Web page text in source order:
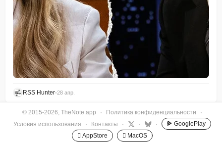
RSS Hunter•28 апр.
© 2015-2026, TheNote.app · Политика конфиденциальности
·
Условия использования
· Контакты · · ·
GooglePlay
 AppStore
 MacOS